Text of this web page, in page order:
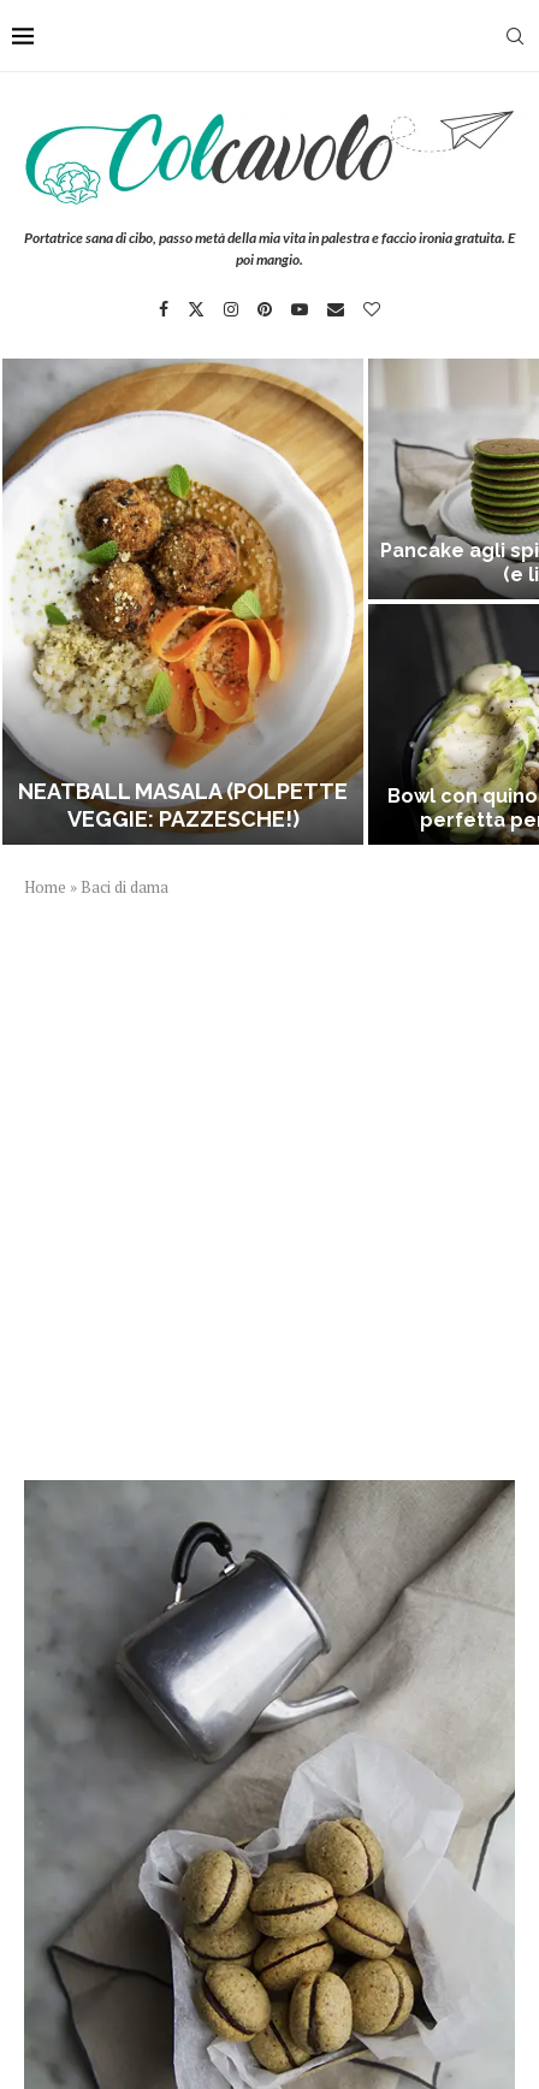
Portatrice sana di cibo, passo metà della mia vita in palestra e faccio ironia gratuita. E
poi mangio.
NEATBALL MASALA (POLPETTE
VEGGIE: PAZZESCHE!)
Pancake agli
(e
Bowl con
perfetta
Home » Baci di dama